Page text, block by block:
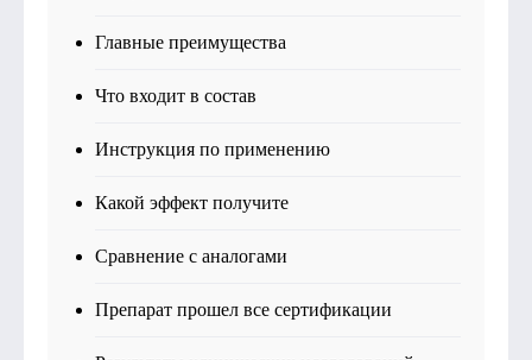
Главные преимущества
Что входит в состав
Инструкция по применению
Какой эффект получите
Сравнение с аналогами
Препарат прошел все сертификации